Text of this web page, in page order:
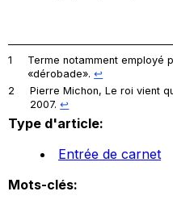
1
Terme notamment employé
«dérobade».↩︎
2
Pierre Michon,Le roi vient
2007.↩︎
Type d'article:
Entrée de carnet
Mots-clés: